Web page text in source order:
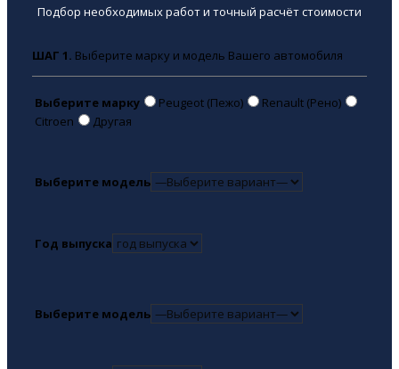
Подбор необходимых работ и точный расчёт стоимости
ШАГ 1. Выберите марку и модель Вашего автомобиля
Выберите марку Peugeot (Пежо)
Renault (Рено)
Citroen
Другая
Выберите модель
Год выпуска
Выберите модель